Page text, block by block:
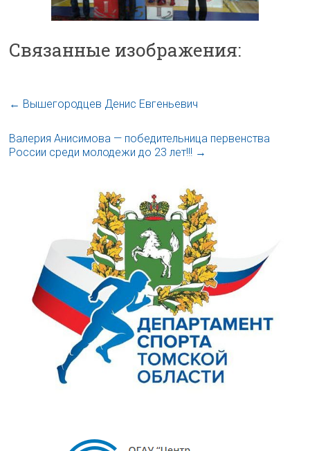
Связанные изображения:
← Вышегородцев Денис Евгеньевич
Валерия Анисимова — победительница первенства
России среди молодежи до 23 лет!!! →